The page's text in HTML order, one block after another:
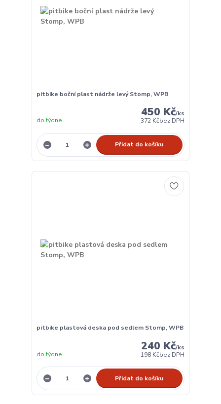
pitbike boční plast nádrže levý Stomp, WPB
450 Kč/ks
372 Kčbez DPH
do týdne
Přidat do košíku
pitbike plastová deska pod sedlem Stomp, WPB
240 Kč/ks
198 Kčbez DPH
do týdne
Přidat do košíku